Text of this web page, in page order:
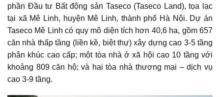
phần Đầu tư Bất động sản Taseco (Taseco Land), tọa lạc
tại xã Mê Linh, huyện Mê Linh, thành phố Hà Nội. Dự án
Taseco Mê Linh có quy mô diện tích hơn 40,6 ha, gồm 657
căn nhà thấp tầng (liền kề, biệt thự) xây dựng cao 3-5 tầng
phân khúc cao cấp; một tòa nhà ở xã hội cao 10 tầng với
khoảng 809 căn hộ; và hai tòa nhà thương mại – dịch vụ
cao 3-9 tầng.